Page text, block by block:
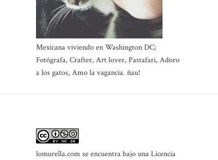
Mexicana viviendo en Washington DC;
Fotógrafa, Crafter, Art lover, Pastafari, Adoro
a los gatos, Amo la vagancia. ñau!
lomurella.com se encuentra bajo una Licencia